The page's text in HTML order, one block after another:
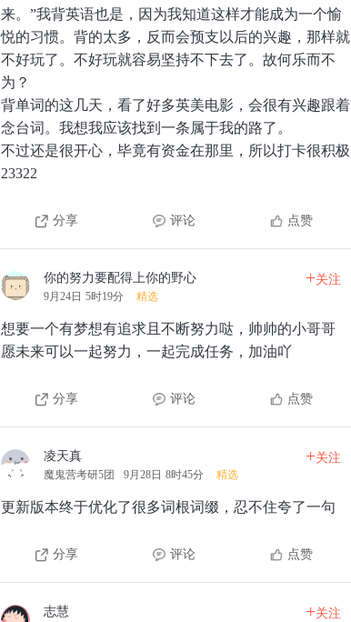
来。”我背英语也是，因为我知道这样才能成为一个愉
悦的习惯。背的太多，反而会预支以后的兴趣，那样就
不好玩了。不好玩就容易坚持不下去了。故何乐而不
为？
背单词的这几天，看了好多英美电影，会很有兴趣跟着
念台词。我想我应该找到一条属于我的路了。
不过还是很开心，毕竟有资金在那里，所以打卡很积极
23322
分享 评论 点赞
你的努力要配得上你的野心
9月24日 5时19分 精选
+关注
想要一个有梦想有追求且不断努力哒，帅帅的小哥哥
愿未来可以一起努力，一起完成任务，加油吖
分享 评论 点赞
凌天真
魔鬼营考研5团 9月28日 8时45分 精选
+关注
更新版本终于优化了很多词根词缀，忍不住夸了一句
分享 评论 点赞
志慧 +关注